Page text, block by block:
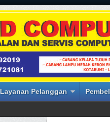
Layanan Pelanggan